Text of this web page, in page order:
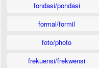
fondasi/pondasi
formal/formil
foto/photo
frekuensi/frekwensi